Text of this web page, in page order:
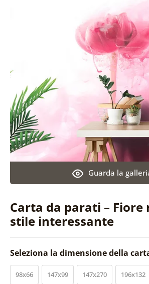
Carta da parati – Fiore
stile interessante
Guarda la
Seleziona la dimensione della
98x66 147x99 147x270 196x132